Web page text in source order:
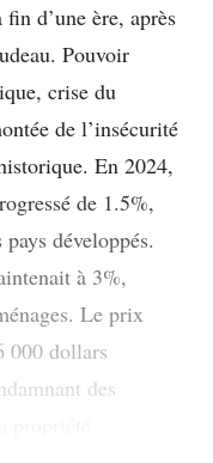
d’une ère, après
Pouvoir
crise du
de l’insécurité
En 2024,
de 1.5%,
développés.
à 3%,
Le prix
000 dollars
des